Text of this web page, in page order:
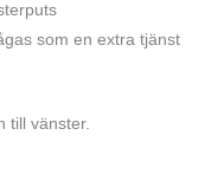
som en extra tjänst
till vänster.